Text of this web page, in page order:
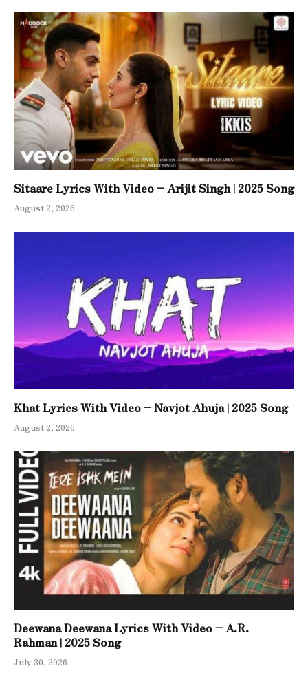
Sitaare Lyrics With Video – Arijit Singh | 2025 Song
August 2, 2026
Khat Lyrics With Video – Navjot Ahuja | 2025 Song
August 2, 2026
Deewana Deewana Lyrics With Video – A.R.
Rahman | 2025 Song
July 30, 2026